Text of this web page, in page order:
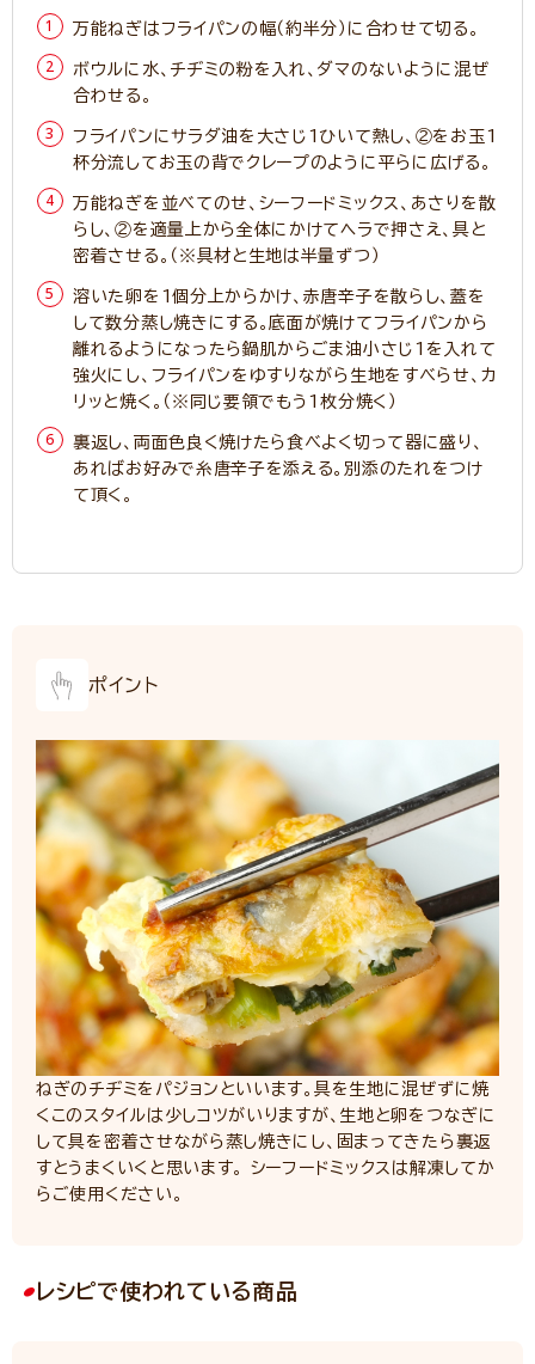
万能ねぎはフライパンの幅（約半分）に合わせて切る。
ボウルに水、チヂミの粉を入れ、ダマのないように混ぜ
合わせる。
フライパンにサラダ油を大さじ1ひいて熱し、②をお玉1
杯分流してお玉の背でクレープのように平らに広げる。
万能ねぎを並べてのせ、シーフードミックス、あさりを散
らし、②を適量上から全体にかけてヘラで押さえ、具と
密着させる。（※具材と生地は半量ずつ）
溶いた卵を1個分上からかけ、赤唐辛子を散らし、蓋を
して数分蒸し焼きにする。底面が焼けてフライパンから
離れるようになったら鍋肌からごま油小さじ1を入れて
強火にし、フライパンをゆすりながら生地をすべらせ、カ
リッと焼く。（※同じ要領でもう1枚分焼く）
裏返し、両面色良く焼けたら食べよく切って器に盛り、
あればお好みで糸唐辛子を添える。別添のたれをつけ
て頂く。
ポイント
ねぎのチヂミをパジョンといいます。具を生地に混ぜずに焼
くこのスタイルは少しコツがいりますが、生地と卵をつなぎに
して具を密着させながら蒸し焼きにし、固まってきたら裏返
すとうまくいくと思います。 シーフードミックスは解凍してか
らご使用ください。
レシピで使われている商品